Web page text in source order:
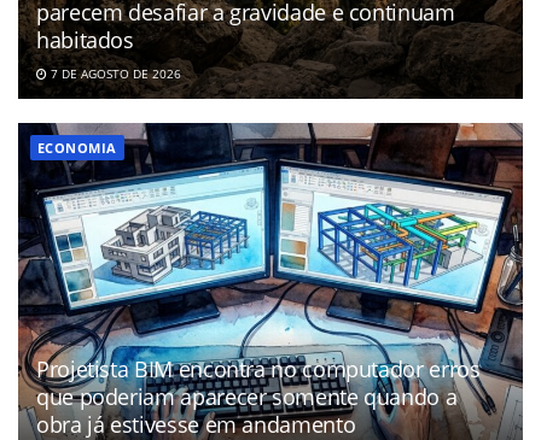
parecem desafiar a gravidade e continuam
habitados
7 DE AGOSTO DE 2026
ECONOMIA
Projetista BIM encontra no computador erros
que poderiam aparecer somente quando a
obra já estivesse em andamento